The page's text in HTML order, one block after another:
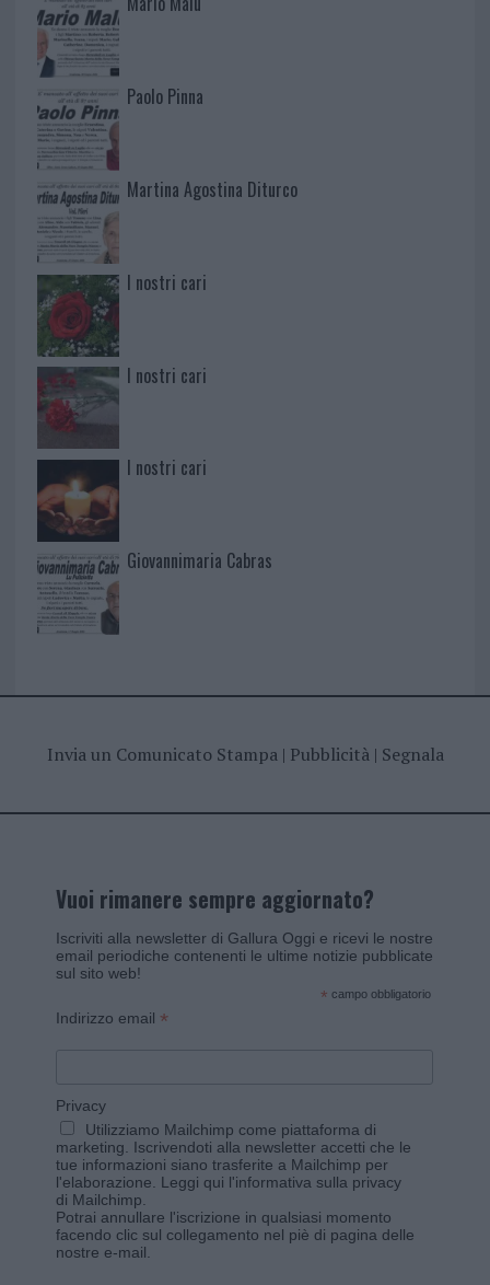
Paolo Pinna
Martina Agostina Diturco
I nostri cari
I nostri cari
I nostri cari
Giovannimaria Cabras
Invia un Comunicato Stampa| Pubblicità| Segnala
Vuoi rimanere sempre aggiornato?
Iscriviti alla newsletter di Gallura Oggi e ricevi le nostre
email periodiche contenenti le ultime notizie pubblicate
sul sito web!
* campo obbligatorio
Indirizzo email *
Privacy
Utilizziamo Mailchimp come piattaforma di
marketing. Iscrivendoti alla newsletter accetti che le
tue informazioni siano trasferite a Mailchimp per
l'elaborazione. Leggi qui l'informativa sulla privacy
di Mailchimp
Potrai annullare l'iscrizione in qualsiasi momento
facendo clic sul collegamento nel piè di pagina delle
nostre e-mail.